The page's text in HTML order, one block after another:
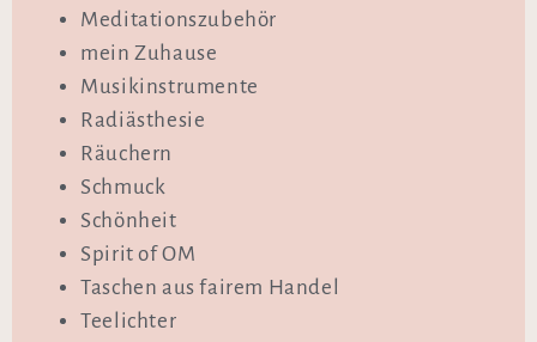
Meditationszubehör
mein Zuhause
Musikinstrumente
Radiästhesie
Räuchern
Schmuck
Schönheit
Spirit of OM
Taschen aus fairem Handel
Teelichter